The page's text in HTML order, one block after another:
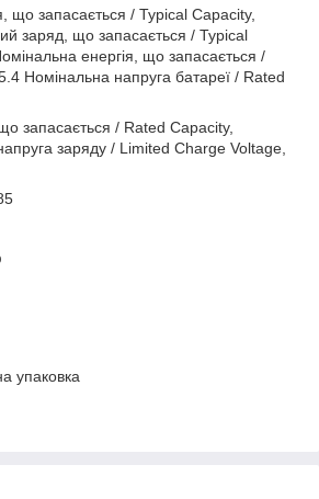
що запасається / Typical Capacity,
заряд, що запасається / Typical
енергія, що запасається /
Номінальна напруга батареї / Rated
запасається / Rated Capacity,
заряду / Limited Charge Voltage,
упаковка